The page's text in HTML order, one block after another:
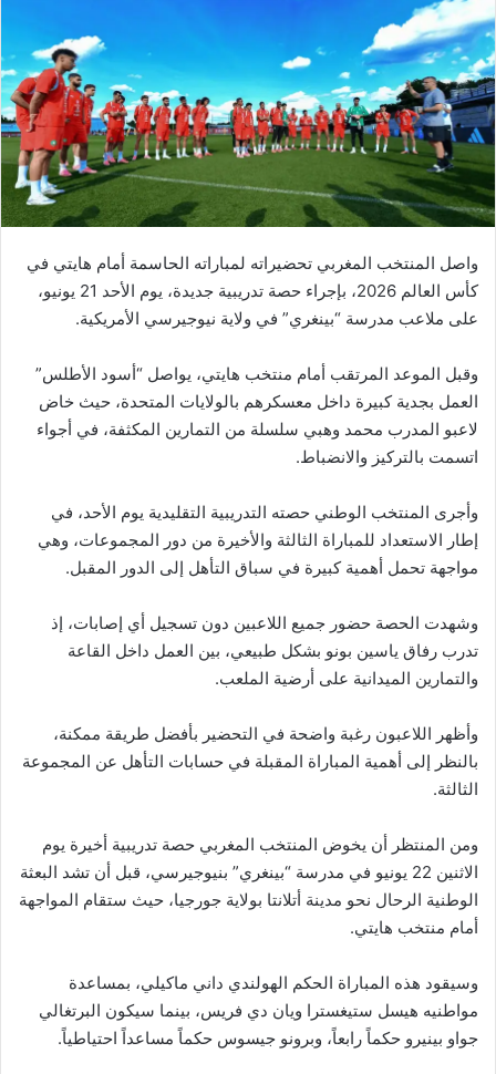
واصل المنتخب المغربي تحضيراته لمباراته الحاسمة أمام هايتي في
كأس العالم 2026، بإجراء حصة تدريبية جديدة، يوم الأحد 21 يونيو،
على ملاعب مدرسة “بينغري” في ولاية نيوجيرسي الأمريكية.
وقبل الموعد المرتقب أمام منتخب هايتي، يواصل “أسود الأطلس”
العمل بجدية كبيرة داخل معسكرهم بالولايات المتحدة، حيث خاض
لاعبو المدرب محمد وهبي سلسلة من التمارين المكثفة، في أجواء
اتسمت بالتركيز والانضباط.
وأجرى المنتخب الوطني حصته التدريبية التقليدية يوم الأحد، في
إطار الاستعداد للمباراة الثالثة والأخيرة من دور المجموعات، وهي
مواجهة تحمل أهمية كبيرة في سباق التأهل إلى الدور المقبل.
وشهدت الحصة حضور جميع اللاعبين دون تسجيل أي إصابات، إذ
تدرب رفاق ياسين بونو بشكل طبيعي، بين العمل داخل القاعة
والتمارين الميدانية على أرضية الملعب.
وأظهر اللاعبون رغبة واضحة في التحضير بأفضل طريقة ممكنة،
بالنظر إلى أهمية المباراة المقبلة في حسابات التأهل عن المجموعة
الثالثة.
ومن المنتظر أن يخوض المنتخب المغربي حصة تدريبية أخيرة يوم
الاثنين 22 يونيو في مدرسة “بينغري” بنيوجيرسي، قبل أن تشد البعثة
الوطنية الرحال نحو مدينة أتلانتا بولاية جورجيا، حيث ستقام المواجهة
أمام منتخب هايتي.
وسيقود هذه المباراة الحكم الهولندي داني ماكيلي، بمساعدة
مواطنيه هيسل ستيغسترا ويان دي فريس، بينما سيكون البرتغالي
جواو بينيرو حكماً رابعاً، وبرونو جيسوس حكماً مساعداً احتياطياً.